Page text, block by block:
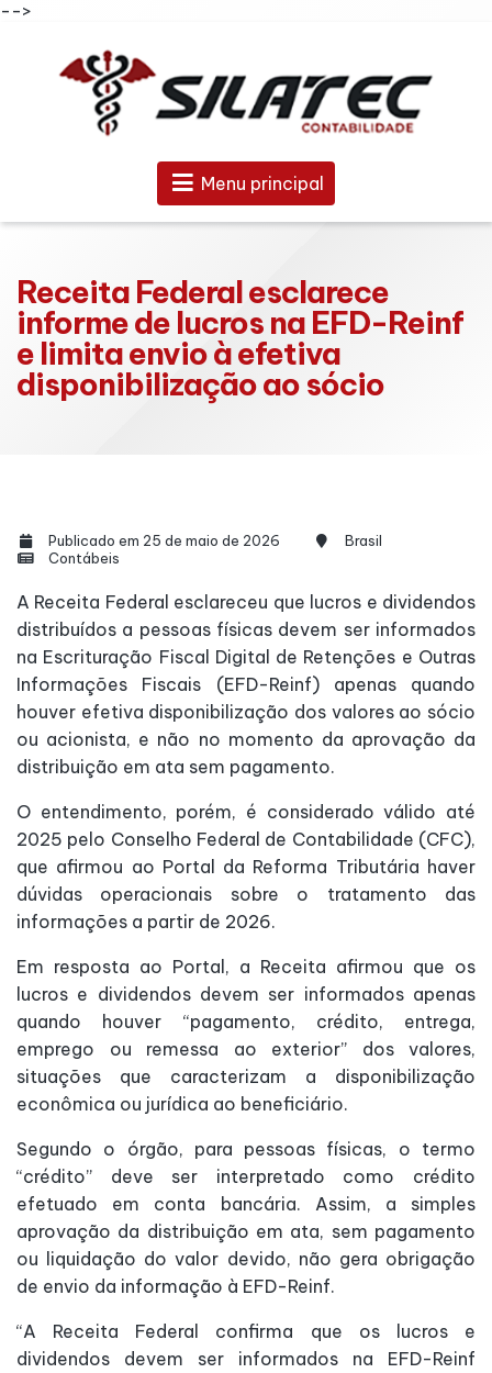
-->
Menu principal
Receita Federal esclarece
informe de lucros na EFD-Reinf
e limita envio à efetiva
disponibilização ao sócio
Publicado em 25 de maio de 2026
Brasil
Contábeis
A Receita Federal esclareceu que lucros e dividendos
distribuídos a pessoas físicas devem ser informados
na Escrituração Fiscal Digital de Retenções e Outras
Informações Fiscais (EFD-Reinf) apenas quando
houver efetiva disponibilização dos valores ao sócio
ou acionista, e não no momento da aprovação da
distribuição em ata sem pagamento.
O entendimento, porém, é considerado válido até
2025 pelo Conselho Federal de Contabilidade (CFC),
que afirmou ao Portal da Reforma Tributária haver
dúvidas operacionais sobre o tratamento das
informações a partir de 2026.
Em resposta ao Portal, a Receita afirmou que os
lucros e dividendos devem ser informados apenas
quando houver “pagamento, crédito, entrega,
emprego ou remessa ao exterior” dos valores,
situações que caracterizam a disponibilização
econômica ou jurídica ao beneficiário.
Segundo o órgão, para pessoas físicas, o termo
“crédito” deve ser interpretado como crédito
efetuado em conta bancária. Assim, a simples
aprovação da distribuição em ata, sem pagamento
ou liquidação do valor devido, não gera obrigação
de envio da informação à EFD-Reinf.
“A Receita Federal confirma que os lucros e
dividendos devem ser informados na EFD-Reinf